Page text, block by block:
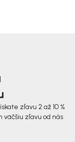
zľavu 2 až 10 %
zľavu od nás